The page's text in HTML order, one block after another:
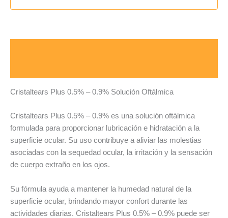
Cristaltears Plus 0.5% – 0.9% Solución Oftálmica
Cristaltears Plus 0.5% – 0.9% es una solución oftálmica
formulada para proporcionar lubricación e hidratación a la
superficie ocular. Su uso contribuye a aliviar las molestias
asociadas con la sequedad ocular, la irritación y la sensación
de cuerpo extraño en los ojos.
Su fórmula ayuda a mantener la humedad natural de la
superficie ocular, brindando mayor confort durante las
actividades diarias. Cristaltears Plus 0.5% – 0.9% puede ser